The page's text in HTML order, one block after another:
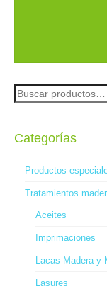
Buscar
por:
Categorías
Productos
Tratamientos
Aceites
Imprimaciones
Lacas Madera y
Lasures